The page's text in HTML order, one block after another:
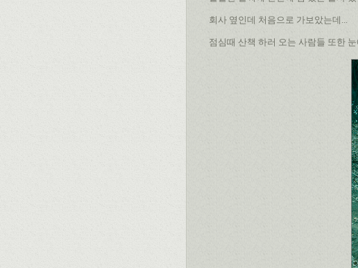
회사 옆인데 처음으로 가보았는데...
점심때 산책 하러 오는 사람들 또한